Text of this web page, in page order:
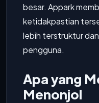
besar. Appark
ketidakpastian
lebih terstruktur
pengguna.
Apa yang
Menonjol